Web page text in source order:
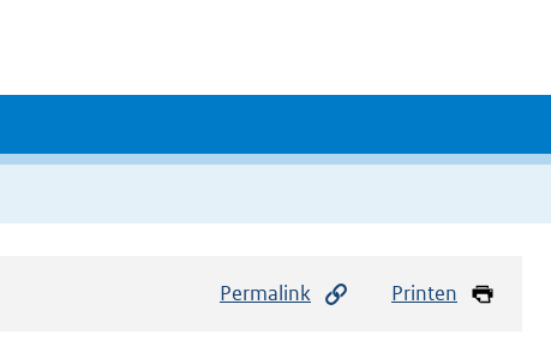
Permalink Printen